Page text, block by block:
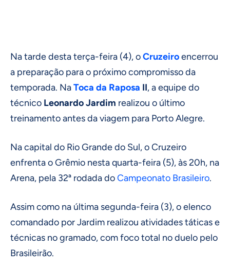
Na tarde desta terça-feira (4), oCruzeiroencerrou
a preparação para o próximo compromisso da
temporada. NaToca da Raposa II, a equipe do
técnico Leonardo Jardim realizou o último
treinamento antes da viagem para Porto Alegre.
Na capital do Rio Grande do Sul, o Cruzeiro
enfrenta o Grêmio nesta quarta-feira (5), às 20h, na
Arena, pela 32ª rodada doCampeonato Brasileiro.
Assim como na última segunda-feira (3), o elenco
comandado por Jardim realizou atividades táticas e
técnicas no gramado, com foco total no duelo pelo
Brasileirão.